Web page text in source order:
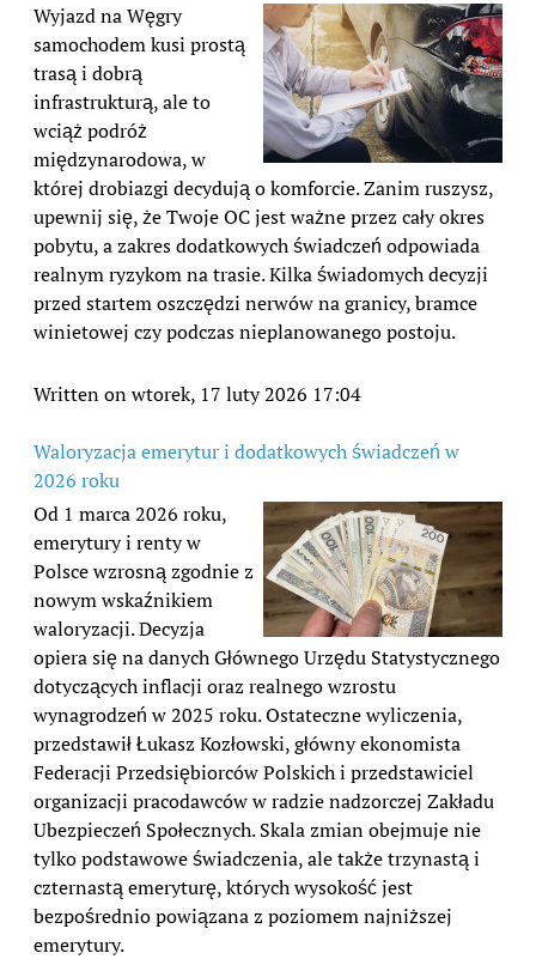
Wyjazd na Węgry
samochodem kusi prostą
trasą i dobrą
infrastrukturą, ale to
wciąż podróż
międzynarodowa, w
której drobiazgi decydują o komforcie. Zanim ruszysz,
upewnij się, że Twoje OC jest ważne przez cały okres
pobytu, a zakres dodatkowych świadczeń odpowiada
realnym ryzykom na trasie. Kilka świadomych decyzji
przed startem oszczędzi nerwów na granicy, bramce
winietowej czy podczas nieplanowanego postoju.
Written on wtorek, 17 luty 2026 17:04
Waloryzacja emerytur i dodatkowych świadczeń w
2026 roku
Od 1 marca 2026 roku,
emerytury i renty w
Polsce wzrosną zgodnie z
nowym wskaźnikiem
waloryzacji. Decyzja
opiera się na danych Głównego Urzędu Statystycznego
dotyczących inflacji oraz realnego wzrostu
wynagrodzeń w 2025 roku. Ostateczne wyliczenia,
przedstawił Łukasz Kozłowski, główny ekonomista
Federacji Przedsiębiorców Polskich i przedstawiciel
organizacji pracodawców w radzie nadzorczej Zakładu
Ubezpieczeń Społecznych. Skala zmian obejmuje nie
tylko podstawowe świadczenia, ale także trzynastą i
czternastą emeryturę, których wysokość jest
bezpośrednio powiązana z poziomem najniższej
emerytury.